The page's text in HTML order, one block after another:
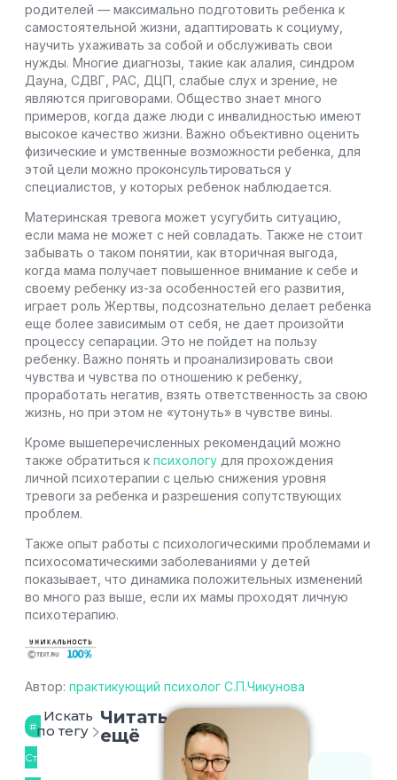
родителей — максимально подготовить ребенка к
самостоятельной жизни, адаптировать к социуму,
научить ухаживать за собой и обслуживать свои
нужды. Многие диагнозы, такие как алалия, синдром
Дауна, СДВГ, РАС, ДЦП, слабые слух и зрение, не
являются приговорами. Общество знает много
примеров, когда даже люди с инвалидностью имеют
высокое качество жизни. Важно объективно оценить
физические и умственные возможности ребенка, для
этой цели можно проконсультироваться у
специалистов, у которых ребенок наблюдается.
Материнская тревога может усугубить ситуацию,
если мама не может с ней совладать. Также не стоит
забывать о таком понятии, как вторичная выгода,
когда мама получает повышенное внимание к себе и
своему ребенку из-за особенностей его развития,
играет роль Жертвы, подсознательно делает ребенка
еще более зависимым от себя, не дает произойти
процессу сепарации. Это не пойдет на пользу
ребенку. Важно понять и проанализировать свои
чувства и чувства по отношению к ребенку,
проработать негатив, взять ответственность за свою
жизнь, но при этом не «утонуть» в чувстве вины.
Кроме вышеперечисленных рекомендаций можно
также обратиться к психологу для прохождения
личной психотерапии с целью снижения уровня
тревоги за ребенка и разрешения сопутствующих
проблем.
Также опыт работы с психологическими проблемами и
психосоматическими заболеваниями у детей
показывает, что динамика положительных изменений
во много раз выше, если их мамы проходят личную
психотерапию.
Автор: практикующий психолог С.П.Чикунова
Ст
Искать
по тегу
Читать
ещё